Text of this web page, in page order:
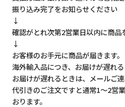
振り込み完了をお知らせください
↓
確認がとれ次第2営業日以内に商品
↓
お客様のお手元に商品が届きます。
海外輸入品につき、お届けが遅れる
お届けが遅れるときは、メールご連
代引きのご注文ですと通常1～2営
おります。